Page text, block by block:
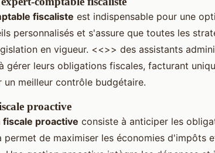
fiscaliste est indispensable pour une
personnalisés et s'assure que toutes les
en vigueur. <<>> des assistants
gérer leurs obligations fiscales, facturant
un meilleur contrôle budgétaire.
proactive
fiscale proactive consiste à anticiper les
permet de maximiser les économies d'impôts